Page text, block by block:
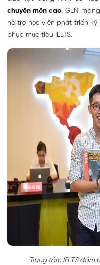
chuyên môn cao, GLN
hỗ trợ học viên phát triển
phục mục tiêu IELTS.
Trung tâm IELTS đảm